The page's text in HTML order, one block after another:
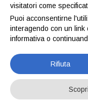
PELVI
visitatori come
Puoi acconsentirne
interagendo con un
informativa o
Rifiuta